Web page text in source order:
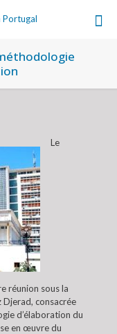
Le
réunion sous la
consacrée
d’élaboration du
en œuvre du